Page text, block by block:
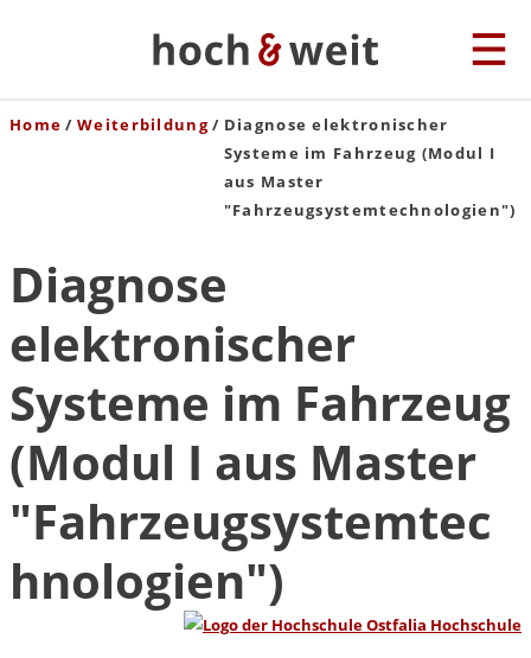
Home Weiterbildung
Diagnose elektronischer
Systeme im Fahrzeug (Modul I
aus Master
"Fahrzeugsystemtechnologien")
Diagnose
elektronischer
Systeme im Fahrzeug
(Modul I aus Master
"Fahrzeugsystemtec
hnologien")